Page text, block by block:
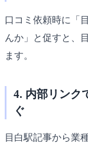
口コミ依頼時に「
んか」と促すと、
ます。
4. 内部リンク
ぐ
目白駅記事から業